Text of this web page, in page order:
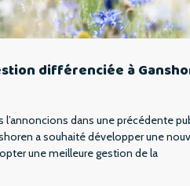
différenciée à
dans une précédente
a souhaité développer une
une meilleure gestion de la